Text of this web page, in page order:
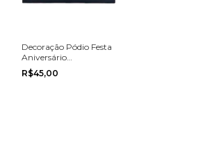
Decoração Pódio Festa
Aniversário
Competição Esportes
Podium
R$45,00